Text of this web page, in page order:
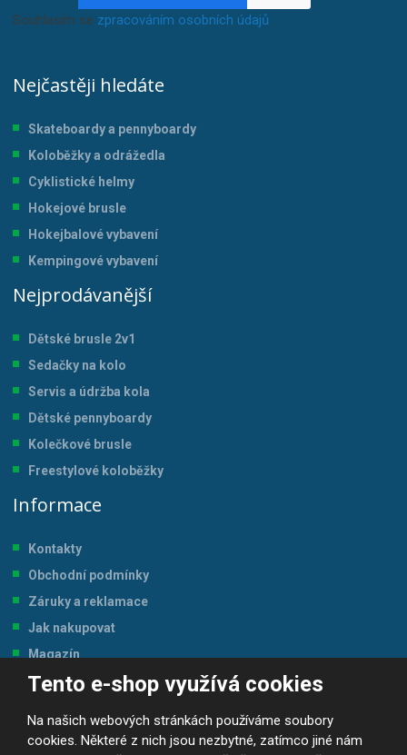
Tento e-shop využívá cookies
Na našich webových stránkách používáme soubory
cookies. Některé z nich jsou nezbytné, zatímco jiné nám
Souhlasím se zpracováním osobních údajů
Nejčastěji hledáte
Skateboardy a pennyboardy
Koloběžky a odrážedla
Cyklistické helmy
Hokejové brusle
Hokejbalové vybavení
Kempingové vybavení
Nejprodávanější
Dětské brusle 2v1
Sedačky na kolo
Servis a údržba kola
Dětské pennyboardy
Kolečkové brusle
Freestylové koloběžky
Informace
Kontakty
Obchodní podmínky
Záruky a reklamace
Jak nakupovat
Magazín
Tabulka velikostí